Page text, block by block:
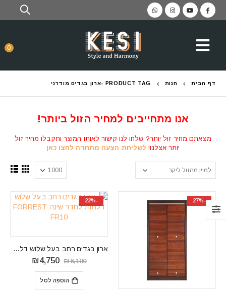
0
דף הבית חנות PRODUCT TAG - ארון בגדים מודרני
אנו מתחייבים למחיר הזול ביותר!
מצאתם מחיר זול יותר? שלחו לנו קישור לאותו המוצר ותקבלו מחיר זול
יותר אצלנו! לשליחת הצעה מתחרה לחצו כאן
-27%
-22%
ארון בגדים רחב בעל שלוש דלתות לחדר שינה FORREST FR10
₪6,100
המחיר
המקורי
היה:
₪6,100.
₪4,750
הוספה לסל